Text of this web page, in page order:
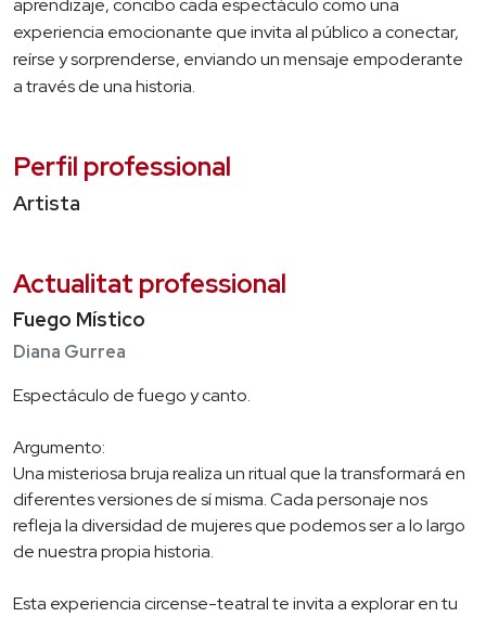
aprendizaje, concibo cada espectáculo como una
experiencia emocionante que invita al público a conectar,
reírse y sorprenderse, enviando un mensaje empoderante
a través de una historia.
Perfil professional
Artista
Actualitat professional
Fuego Místico
Diana Gurrea
Espectáculo de fuego y canto.
Argumento:
Una misteriosa bruja realiza un ritual que la transformará en
diferentes versiones de sí misma. Cada personaje nos
refleja la diversidad de mujeres que podemos ser a lo largo
de nuestra propia historia.
Esta experiencia circense-teatral te invita a explorar en tu